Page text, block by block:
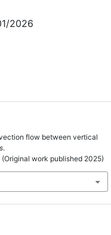
2026
flow between vertical
.
(Original work published 2025)